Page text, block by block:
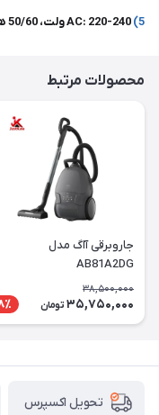
5) AC: 220-240 ولت، 50/60 هرتز، 2300 وات
محصولات مرتبط
جاروبرقی آاگ مدل
AB81A2DG
38,500,000
35,750,000 تومان
تحویل اکسپرس